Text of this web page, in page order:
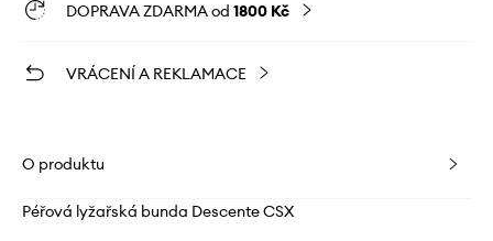
DOPRAVA ZDARMA od 1800 Kč
VRÁCENÍ A REKLAMACE
O produktu
Péřová lyžařská bunda Descente CSX